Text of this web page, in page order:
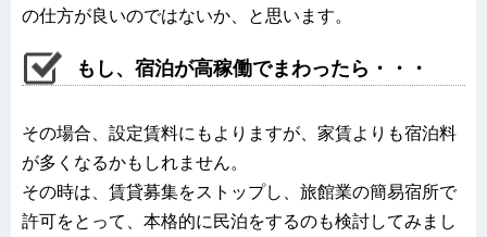
の仕方が良いのではないか、と思います。
もし、宿泊が高稼働でまわったら・・・
その場合、設定賃料にもよりますが、家賃よりも宿泊料
が多くなるかもしれません。
その時は、賃貸募集をストップし、旅館業の簡易宿所で
許可をとって、本格的に民泊をするのも検討してみまし